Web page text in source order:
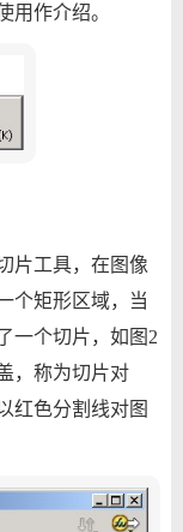
作介绍。
工具，在图像
个矩形区域，当
一个切片，如图2
，称为切片对
红色分割线对图